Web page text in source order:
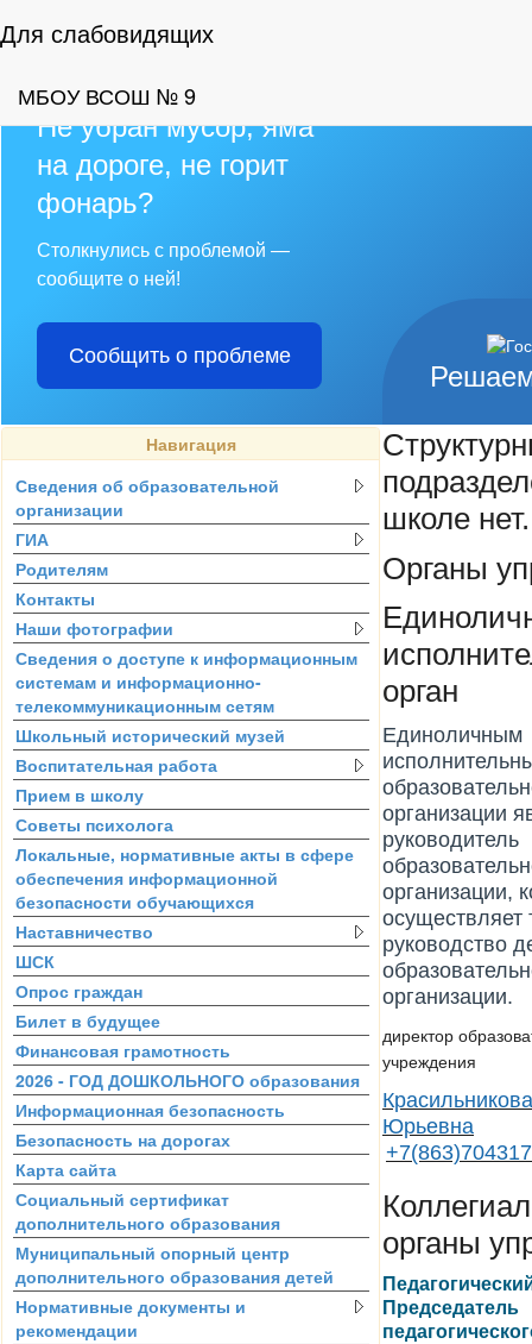
Для слабовидящих
МБОУ ВСОШ № 9
Не убран мусор, яма
на дороге, не горит
фонарь?
Столкнулись с проблемой —
сообщите о ней!
Сообщить о проблеме
Навигация
Сведения об образовательной
организации
ГИА
Родителям
Контакты
Наши фотографии
Сведения о доступе к информационным
системам и информационно-
телекоммуникационным сетям
Школьный исторический музей
Воспитательная работа
Прием в школу
Советы психолога
Локальные, нормативные акты в сфере
обеспечения информационной
безопасности обучающихся
Наставничество
ШСК
Опрос граждан
Билет в будущее
Финансовая грамотность
2026 - ГОД ДОШКОЛЬНОГО образования
Информационная безопасность
Безопасность на дорогах
Карта сайта
Социальный сертификат
дополнительного образования
Муниципальный опорный центр
дополнительного образования детей
Нормативные документы и
рекомендации
школе нет.
Органы
орган
Единоличным
организации
руководитель
организации,
осуществляет
руководство
организации.
директор
учреждения
Юрьевна
органы
Председатель